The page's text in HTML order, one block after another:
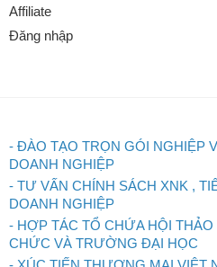
Affiliate
Đăng nhập
- ĐÀO TẠO TRỌN GÓI NGHIỆP
DOANH NGHIỆP
- TƯ VẤN CHÍNH SÁCH XNK ,
DOANH NGHIỆP
- HỢP TÁC TỔ CHỨA HỘI
CHỨC VÀ TRƯỜNG ĐẠI HỌC